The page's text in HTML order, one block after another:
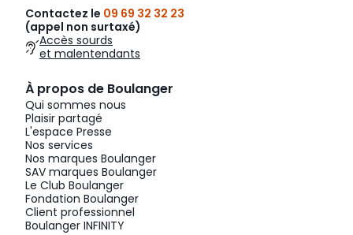
Contactez le 09 69 32 32 23
(appel non surtaxé)
Accès sourds
et malentendants
À propos de Boulanger
Qui sommes nous
Plaisir partagé
L'espace Presse
Nos services
Nos marques Boulanger
SAV marques Boulanger
Le Club Boulanger
Fondation Boulanger
Client professionnel
Boulanger INFINITY